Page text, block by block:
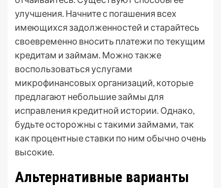
улучшения. Начните с погашения всех
имеющихся задолженностей и старайтесь
своевременно вносить платежи по текущим
кредитам и займам. Можно также
воспользоваться услугами
микрофинансовых организаций, которые
предлагают небольшие займы для
исправления кредитной истории. Однако,
будьте осторожны с такими займами, так
как процентные ставки по ним обычно очень
высокие.
Альтернативные варианты